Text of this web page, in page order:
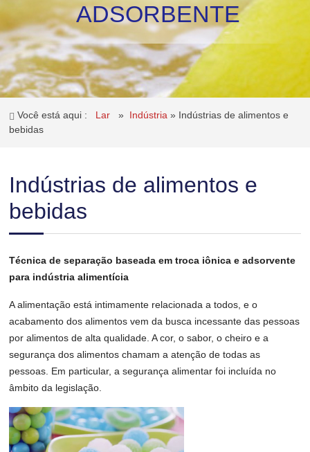
NOTÍCIAS
CARREIRA
CONTATO
ADSORBENTE
Você está aqui : Lar » Indústria» Indústrias de alimentos e
bebidas
Indústrias de alimentos e
bebidas
Técnica de separação baseada em troca iônica e adsorvente
para indústria alimentícia
A alimentação está intimamente relacionada a todos, e o
acabamento dos alimentos vem da busca incessante das pessoas
por alimentos de alta qualidade. A cor, o sabor, o cheiro e a
segurança dos alimentos chamam a atenção de todas as
pessoas. Em particular, a segurança alimentar foi incluída no
âmbito da legislação.